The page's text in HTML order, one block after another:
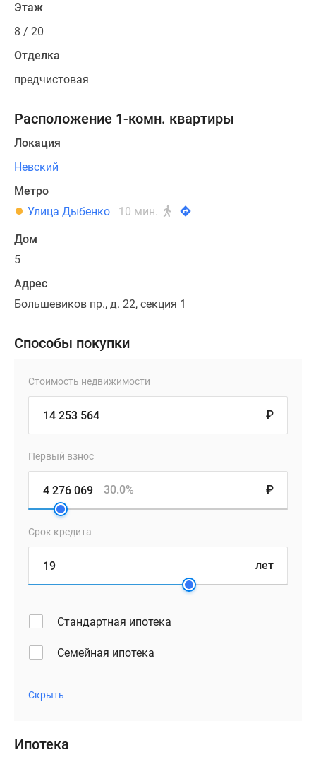
Этаж
8 / 20
Отделка
предчистовая
Расположение 1-комн. квартиры
Локация
Невский
Метро
Улица Дыбенко
10 мин.
Дом
5
Адрес
Большевиков пр., д. 22, секция 1
Способы покупки
Стоимость недвижимости
₽
Первый взнос
₽
30.0%
Срок кредита
лет
Стандартная ипотека
Семейная ипотека
Скрыть
Ипотека